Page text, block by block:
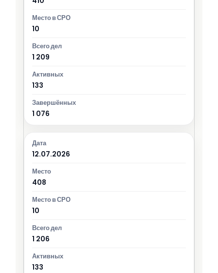
10
1 209
133
1 076
12.07.2026
408
10
1 206
133